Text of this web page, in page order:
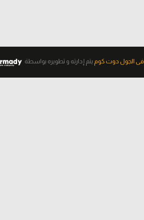
فى الجول دوت كوم يتم إدارته و تطويره بواسطة